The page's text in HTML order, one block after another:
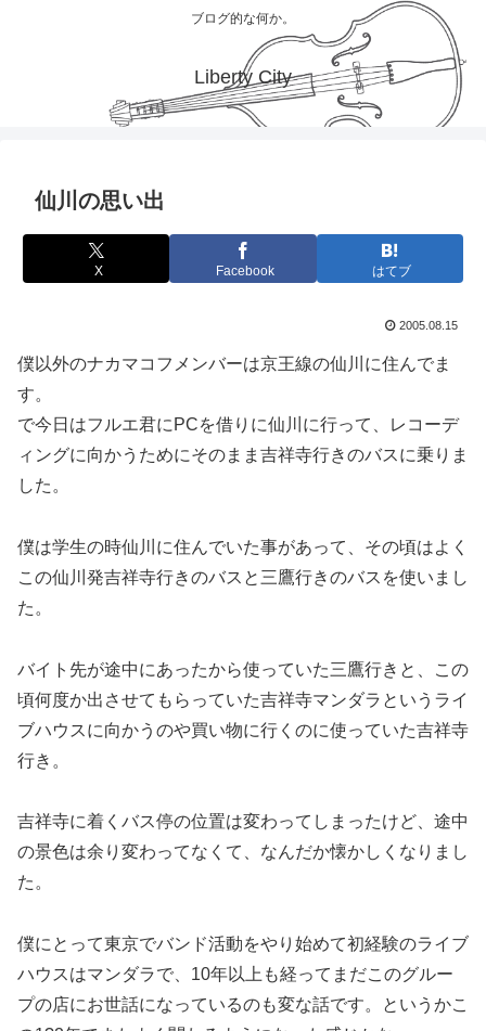
ブログ的な何か。
Liberty City
仙川の思い出
X Facebook はてブ
2005.08.15
僕以外のナカマコフメンバーは京王線の仙川に住んでま
す。
で今日はフルエ君にPCを借りに仙川に行って、レコーデ
ィングに向かうためにそのまま吉祥寺行きのバスに乗りま
した。
僕は学生の時仙川に住んでいた事があって、その頃はよく
この仙川発吉祥寺行きのバスと三鷹行きのバスを使いまし
た。
バイト先が途中にあったから使っていた三鷹行きと、この
頃何度か出させてもらっていた吉祥寺マンダラというライ
ブハウスに向かうのや買い物に行くのに使っていた吉祥寺
行き。
吉祥寺に着くバス停の位置は変わってしまったけど、途中
の景色は余り変わってなくて、なんだか懐かしくなりまし
た。
僕にとって東京でバンド活動をやり始めて初経験のライブ
ハウスはマンダラで、10年以上も経ってまだこのグルー
プの店にお世話になっているのも変な話です。というかこ